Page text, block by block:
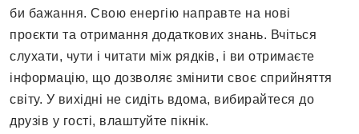
би бажання. Свою енергію направте на нові
проєкти та отримання додаткових знань. Вчіться
слухати, чути і читати між рядків, і ви отримаєте
інформацію, що дозволяє змінити своє сприйняття
світу. У вихідні не сидіть вдома, вибирайтеся до
друзів у гості, влаштуйте пікнік.